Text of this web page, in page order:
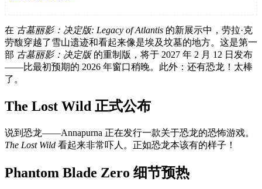
在 古墓丽影：决定版: Legacy of Atlantis 的新展示中，劳拉·克
劳馥穿越了雪山遗迹和看起来像是埃及坟墓的地方。这是第一
部 古墓丽影：决定版的重制版，将于 2027 年 2 月 12 日发布
——比最初预期的 2026 年窗口稍晚。此外：还有恐龙！太棒
了。
The Lost Wild 正式公布
说到恐龙——Annapurna 正在发行一款关于恐龙的恐怖游戏。
The Lost Wild 看起来非常吓人。正如恐龙本该有的样子！
Phantom Blade Zero 细节预热